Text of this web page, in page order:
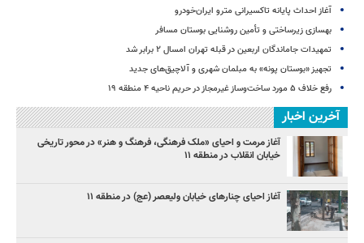
آغاز احداث پایانه تاکسیرانی مترو ایران‌خودرو
بهسازی زیرساختی و تأمین روشنایی بوستان مسافر
تمهیدات جاماندگان اربعین در قبله تهران امسال ۲ برابر شد
تجهیز «بوستان پونه» به مبلمان شهری و آلاچیق‌های جدید
رفع خلاف ۵ مورد ساخت‌وساز غیرمجاز در حریم ناحیه ۴ منطقه ۱۹
آخرین اخبار
آغاز مرمت و احیای «ملک فرهنگی، فرهنگ و هنر» در محور تاریخی
خیابان انقلاب در منطقه ۱۱
آغاز احیای چنارهای خیابان ولیعصر (عج) در منطقه ۱۱